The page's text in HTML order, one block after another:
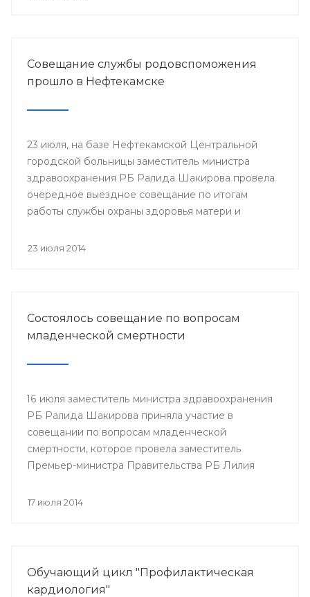
Совещание службы родовспоможения
прошло в Нефтекамске
23 июля, на базе Нефтекамской Центральной
городской больницы заместитель министра
здравоохранения РБ Ралида Шакирова провела
очередное выездное совещание по итогам
работы службы охраны здоровья матери и
организациями, курируемыми отделом
23 июля 2014
Состоялось совещание по вопросам
младенческой смертности
16 июля заместитель министра здравоохранения
РБ Ралида Шакирова приняла участие в
совещании по вопросам младенческой
смертности, которое провела заместитель
Премьер-министра Правительства РБ Лилия
17 июля 2014
Обучающий цикл "Профилактическая
кардиология"